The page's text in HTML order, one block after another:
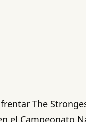
The
el Campeonato